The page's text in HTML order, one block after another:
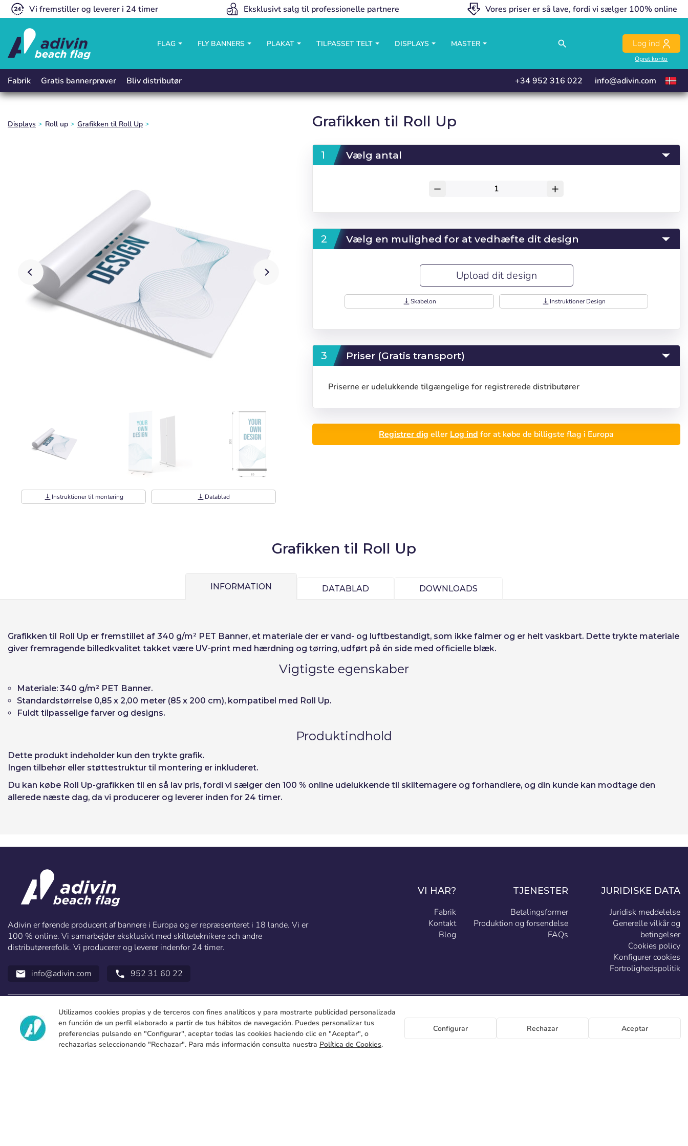
Vi fremstiller og leverer i 24 timer Eksklusivt salg til professionelle partnere Vores priser er så lave, fordi vi sælger 100% online
FLAG FLY BANNERS PLAKAT TILPASSET TELT DISPLAYS MASTER search Log ind
Opret konto
Log ind
close
Nej
Adgang
Fabrik Gratis bannerprøver Bliv distributør +34 952 316 022 info@adivin.com
close
Sverige Denmark Slovenija
Displays Roll up Grafikken til Roll Up Grafikken til Roll Up
vertical_align_bottom Instruktioner til montering vertical_align_bottom Datablad
Vælg antal
remove add
Vælg en mulighed for at vedhæfte dit design
Upload dit design
vertical_align_bottom Skabelon vertical_align_bottom Instruktioner Design
Priser (Gratis transport)
Priserne er udelukkende tilgængelige for registrerede distributører
Registrer dig eller Log ind for at købe de billigste flag i Europa
Grafikken til Roll Up
INFORMATION DATABLAD DOWNLOADS
Grafikken til Roll Up er fremstillet af 340 g/m² PET Banner, et materiale der er vand- og luftbestandigt, som ikke falmer og er helt vaskbart. Dette trykte materiale
giver fremragende billedkvalitet takket være UV‑print med hærdning og tørring, udført på én side med officielle blæk.
Vigtigste egenskaber
Materiale: 340 g/m² PET Banner.
Standardstørrelse 0,85 x 2,00 meter (85 x 200 cm), kompatibel med Roll Up.
Fuldt tilpasselige farver og designs.
Produktindhold
Dette produkt indeholder kun den trykte grafik.
Ingen tilbehør eller støttestruktur til montering er inkluderet.
Du kan købe Roll Up‑grafikken til en så lav pris, fordi vi sælger den 100 % online udelukkende til skiltemagere og forhandlere, og din kunde kan modtage den
allerede næste dag, da vi producerer og leverer inden for 24 timer.
close
1
Adivin er førende producent af bannere i Europa og er repræsenteret i 18 lande. Vi er
100 % online. Vi samarbejder eksklusivt med skilteteknikere och andre
distributørerefolk. Vi producerer og leverer indenfor 24 timer.
email info@adivin.com call 952 31 60 22
VI HAR?
Fabrik
Kontakt
Blog
TJENESTER
Betalingsformer
Produktion og forsendelse
FAQs
JURIDISKE DATA
Juridisk meddelelse
Generelle vilkår og
betingelser
Cookies policy
Konfigurer cookies
Fortrolighedspolitik
DK
Utilizamos cookies propias y de terceros con fines analíticos y para mostrarte publicidad personalizada
en función de un perfil elaborado a partir de tus hábitos de navegación. Puedes personalizar tus
preferencias pulsando en "Configurar", aceptar todas las cookies haciendo clic en "Aceptar", o
rechazarlas seleccionando "Rechazar". Para más información consulta nuestra Política de Cookies.
Configurar Rechazar Aceptar